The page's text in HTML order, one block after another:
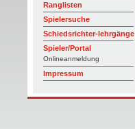
Ranglisten
Spielersuche
Schiedsrichter-lehrgänge
Spieler/Portal
Onlineanmeldung
Impressum